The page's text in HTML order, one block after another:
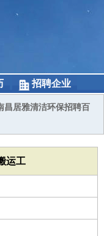
招聘企业
昌居雅清洁环保招聘百
运工